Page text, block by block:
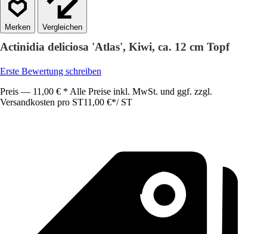
Vergleichen
Actinidia deliciosa 'Atlas', Kiwi, ca. 12 cm Topf
Erste Bewertung schreiben
Preis — 11,00 € * Alle Preise inkl. MwSt. und ggf. zzgl.
Versandkosten pro ST11,00 €*/ ST